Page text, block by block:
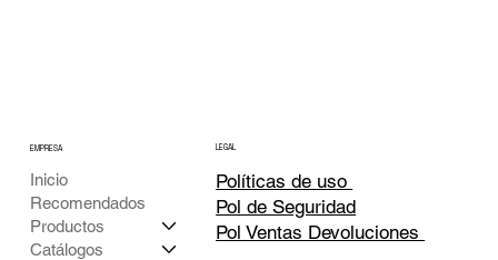
EMPRESA
Inicio
Recomendados
Productos
Catálogos
LEGAL
Políticas de uso
Pol de Seguridad
Pol Ventas Devoluciones